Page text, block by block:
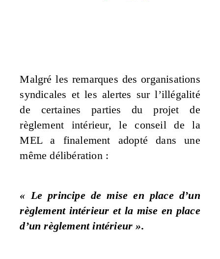
Malgré les remarques des organisations
syndicales et les alertes sur l’illégalité
de certaines parties du projet de
règlement intérieur, le conseil de la
MEL a finalement adopté dans une
même délibération :
« Le principe de mise en place d’un
règlement intérieur et la mise en place
d’un règlement intérieur ».